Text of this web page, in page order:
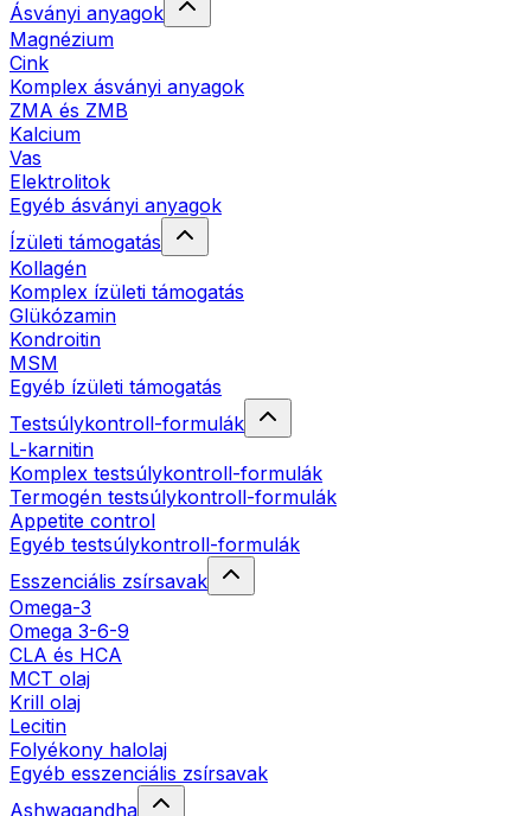
Ásványi anyagok
Magnézium
Cink
Komplex ásványi anyagok
ZMA és ZMB
Kalcium
Vas
Elektrolitok
Egyéb ásványi anyagok
Ízületi támogatás
Kollagén
Komplex ízületi támogatás
Glükózamin
Kondroitin
MSM
Egyéb ízületi támogatás
Testsúlykontroll-formulák
L-karnitin
Komplex testsúlykontroll-formulák
Termogén testsúlykontroll-formulák
Appetite control
Egyéb testsúlykontroll-formulák
Esszenciális zsírsavak
Omega-3
Omega 3-6-9
CLA és HCA
MCT olaj
Krill olaj
Lecitin
Folyékony halolaj
Egyéb esszenciális zsírsavak
Ashwagandha